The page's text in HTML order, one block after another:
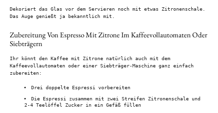
Dekoriert das Glas vor dem Servieren noch mit etwas Zitronenschale.
Das Auge genießt ja bekanntlich mit.
Zubereitung Von Espresso Mit Zitrone Im Kaffeevollautomaten Oder
Siebträgern
Ihr könnt den Kaffee mit Zitrone natürlich auch mit dem
Kaffeevollautomaten oder einer Siebträger-Maschine ganz einfach
zubereiten:
Drei doppelte Espressi vorbereiten
Die Espressi zusammen mit zwei Streifen Zitronenschale und
2-4 Teelöffel Zucker in ein Gefäß füllen